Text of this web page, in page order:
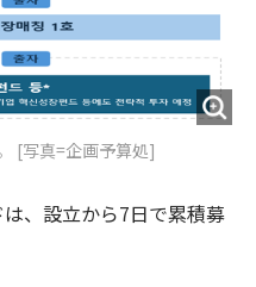
[写真=企画予算処]
、設立から7日で累積募